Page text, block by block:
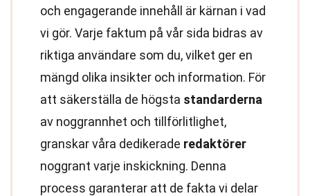
och engagerande innehåll är kärnan i vad
vi gör. Varje faktum på vår sida bidras av
riktiga användare som du, vilket ger en
mängd olika insikter och information. För
att säkerställa de högsta standarderna
av noggrannhet och tillförlitlighet,
granskar våra dedikerade redaktörer
noggrant varje inskickning. Denna
process garanterar att de fakta vi delar